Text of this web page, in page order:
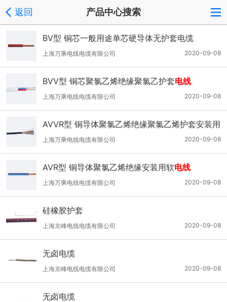
返回 产品中心搜索
BV型 铜芯一般用途单芯硬导体无护套电缆
2020-09-08
上海万乘电线电缆有限公司
BVV型 铜芯聚氯乙烯绝缘聚氯乙护套电线
2020-09-08
上海万乘电线电缆有限公司
AVVR型 铜导体聚氯乙烯绝缘聚氯乙烯护套安装用
软电缆
2020-09-08
上海万乘电线电缆有限公司
AVR型 铜导体聚氯乙烯绝缘安装用软电线
2020-09-08
上海万乘电线电缆有限公司
硅橡胶护套
2020-09-08
上海京峰电线电缆有限公司
无卤电缆
2020-09-08
上海京峰电线电缆有限公司
无卤电缆